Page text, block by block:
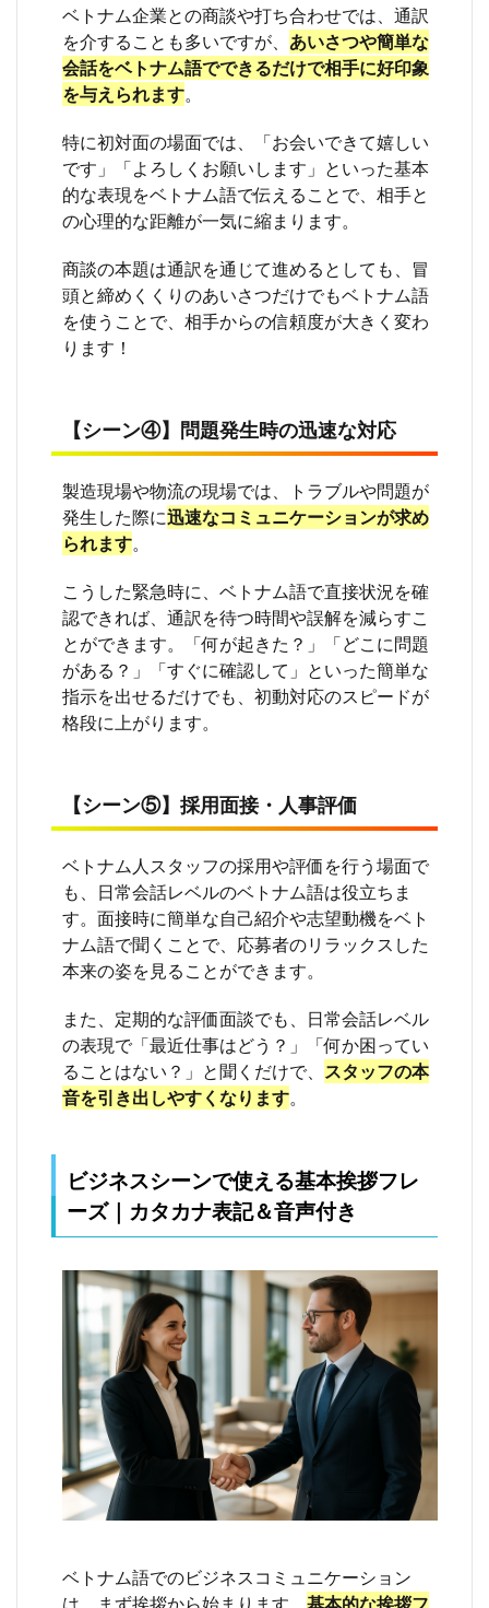
8.3
【方
法
③】
必要
に応
じて
専門
用語
を段
階的
に学
9
ベト
ナム
語の
仕事
フレ
に関
する
よく
ある
9.1
Q. ベ
トナ
ム語
の日
常会
話
は、
ばい
いで
す
か？
9.2
Q. 仕
事で
るベ
トナ
ム語
の日
常会
話
でま
とめ
て覚
えた
す。
Q. カ
タカ
ナの
読み
方だ
けで
通じ
ます
か？
9.4
ム北
部と
ベトナム企業との商談や打ち合わせでは、通訳
を介することも多いですが、 あいさつや簡単な
会話をベトナム語でできるだけで相手に好印象
を与えられます。
特に初対面の場面では、「お会いできて嬉しい
です」「よろしくお願いします」といった基本
的な表現をベトナム語で伝えることで、相手と
の心理的な距離が一気に縮まります。
商談の本題は通訳を通じて進めるとしても、冒
頭と締めくくりのあいさつだけでもベトナム語
を使うことで、相手からの信頼度が大きく変わ
ります！
【シーン④】問題発生時の迅速な対応
製造現場や物流の現場では、トラブルや問題が
発生した際に迅速なコミュニケーションが求め
られます。
こうした緊急時に、ベトナム語で直接状況を確
認できれば、通訳を待つ時間や誤解を減らすこ
とができます。「何が起きた？」「どこに問題
がある？」「すぐに確認して」といった簡単な
指示を出せるだけでも、初動対応のスピードが
格段に上がります。
【シーン⑤】採用面接・人事評価
ベトナム人スタッフの採用や評価を行う場面で
も、日常会話レベルのベトナム語は役立ちま
す。面接時に簡単な自己紹介や志望動機をベト
ナム語で聞くことで、応募者のリラックスした
本来の姿を見ることができます。
また、定期的な評価面談でも、日常会話レベル
の表現で「最近仕事はどう？」「何か困ってい
ることはない？」と聞くだけで、 スタッフの本
音を引き出しやすくなります。
ビジネスシーンで使える基本挨拶フレ
ーズ｜カタカナ表記＆音声付き
ベトナム語でのビジネスコミュニケーション